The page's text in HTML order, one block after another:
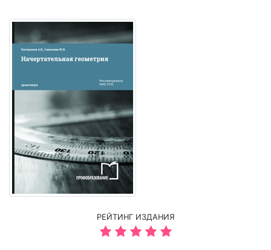
РЕЙТИНГ ИЗДАНИЯ